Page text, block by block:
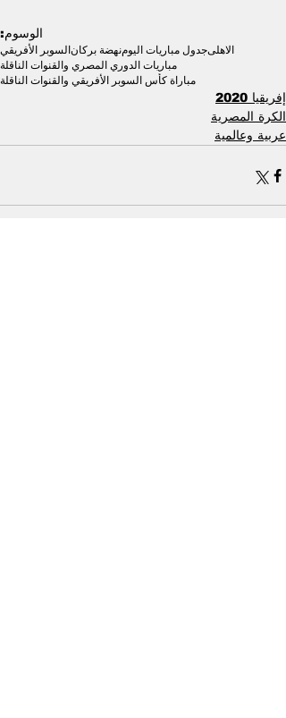
الوسوم:
الاهلىجدول مباريات اليومنهضة بركانالسوبر الأفريقي
مباريات الدوري المصري والقنوات الناقلة
مباراة كأس السوبر الأفريقي والقنوات الناقلة
إفريقيا 2020
الكرة المصرية
عربية وعالمية